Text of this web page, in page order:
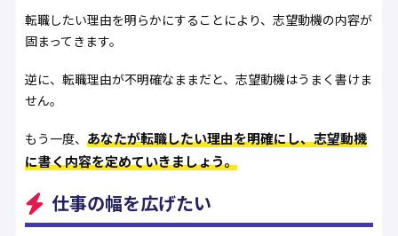
転職したい理由を明らかにすることにより、志望動機の内容が
固まってきます。
逆に、転職理由が不明確なままだと、志望動機はうまく書けま
せん。
もう一度、 あなたが転職したい理由を明確にし、志望動機
に書く内容を定めていきましょう。
仕事の幅を広げたい